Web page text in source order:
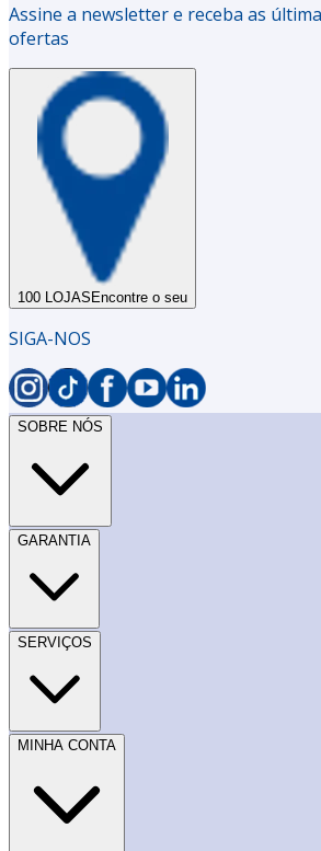
Assine a newsletter e receba as
ofertas
100 LOJAS Encontre o seu
SIGA-NOS
SOBRE NÓS
GARANTIA
SERVIÇOS
MINHA CONTA